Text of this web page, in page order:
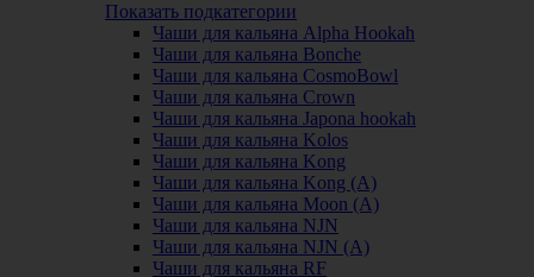
Показать подкатегории
Чаши для кальяна Alpha Hookah
Чаши для кальяна Bonche
Чаши для кальяна CosmoBowl
Чаши для кальяна Crown
Чаши для кальяна Japona hookah
Чаши для кальяна Kolos
Чаши для кальяна Kong
Чаши для кальяна Kong (A)
Чаши для кальяна Moon (А)
Чаши для кальяна NJN
Чаши для кальяна NJN (А)
Чаши для кальяна RF